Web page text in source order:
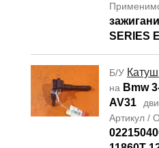
SERIES
Б/У
на Bmw
AV31
Артикул /